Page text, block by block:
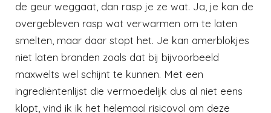
de geur weggaat, dan rasp je ze wat. Ja, je kan de
overgebleven rasp wat verwarmen om te laten
smelten, maar daar stopt het. Je kan amerblokjes
niet laten branden zoals dat bij bijvoorbeeld
maxwelts wel schijnt te kunnen. Met een
ingrediëntenlijst die vermoedelijk dus al niet eens
klopt, vind ik ik het helemaal risicovol om deze